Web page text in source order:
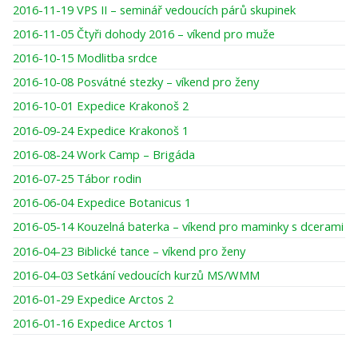
2016-11-19 VPS II – seminář vedoucích párů skupinek
2016-11-05 Čtyři dohody 2016 – víkend pro muže
2016-10-15 Modlitba srdce
2016-10-08 Posvátné stezky – víkend pro ženy
2016-10-01 Expedice Krakonoš 2
2016-09-24 Expedice Krakonoš 1
2016-08-24 Work Camp – Brigáda
2016-07-25 Tábor rodin
2016-06-04 Expedice Botanicus 1
2016-05-14 Kouzelná baterka – víkend pro maminky s dcerami
2016-04-23 Biblické tance – víkend pro ženy
2016-04-03 Setkání vedoucích kurzů MS/WMM
2016-01-29 Expedice Arctos 2
2016-01-16 Expedice Arctos 1